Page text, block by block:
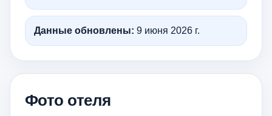
Данные обновлены: 9 июня 2026 г.
Фото отеля